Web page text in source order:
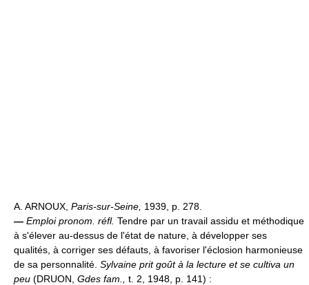
A. ARNOUX, Paris-sur-Seine, 1939, p. 278.
— Emploi pronom. réfl. Tendre par un travail assidu et méthodique
à s'élever au-dessus de l'état de nature, à développer ses
qualités, à corriger ses défauts, à favoriser l'éclosion harmonieuse
de sa personnalité. Sylvaine prit goût à la lecture et se cultiva un
peu (DRUON, Gdes fam., t. 2, 1948, p. 141) :